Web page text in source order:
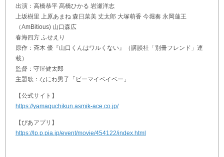
出演：高橋恭平 髙橋ひかる 岩瀬洋志
上坂樹里 上原あまね 森日菜美 丈太郎 大塚萌香 今堀奏 永岡蓮王
（AmBitious) 山口森広
春海四方 ふせえり
原作：斉木 優『山口くんはワルくない』（講談社「別冊フレンド」連
載）
監督：守屋健太郎
主題歌：なにわ男子「ビーマイベイベー」
【公式サイト】
https://yamaguchikun.asmik-ace.co.jp/
【ぴあアプリ】
https://lp.p.pia.jp/event/movie/454122/index.html